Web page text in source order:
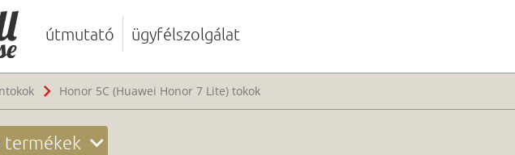
útmutató ügyfélszolgálat
Honor 5C (Huawei Honor 7 Lite) tokok
termékek